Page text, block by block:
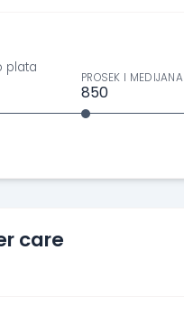
plata
PROSEK I MEDIJANA
850
care